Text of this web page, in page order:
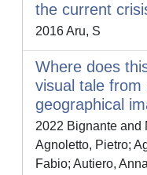
the current
2016 Aru, S
Where does
visual tale from
geographical
2022 Bignante and
Agnoletto, Pietro;
Fabio; Autiero,